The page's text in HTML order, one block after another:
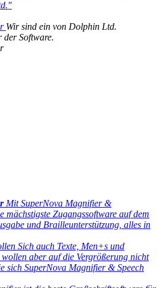
Wir sind ein von Dolphin Ltd.
der Software.
Mit SuperNova Magnifier &
mächstigste Zugangssoftware auf dem
und Brailleunterstützung, alles in
Sich auch Texte, Men+s und
aber auf die Vergrößerung nicht
sich SuperNova Magnifier & Speech